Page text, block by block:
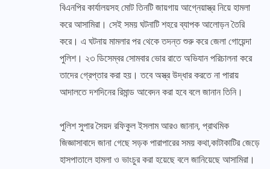
বিএনপির কার্যালয়সহ মোট তিনটি জায়গায় আগ্নেয়াস্ত্র নিয়ে হামলা
করে আসামিরা। সেই সময় ঘটনাটি শহরে ব্যাপক আলোড়ন তৈরি
করে। এ ঘটনায় মামলার পর থেকে তদন্ত শুরু করে জেলা গোয়েন্দা
পুলিশ। ২৩ ডিসেম্বর সোমবার ভোর রাতে অভিযান পরিচালনা করে
তাদের গ্রেপ্তার করা হয়। তবে অস্ত্র উদ্ধার করতে না পারায়
আদালতে দশদিনের রিমান্ড আবেদন করা হবে বলে জানান তিনি।
পুলিশ সুপার সৈয়দ রফিকুল ইসলাম আরও জানান, প্রাথমিক
জিজ্ঞাসাবাদে জানা গেছে সড়ক পারাপারের সময় কথা,কাটাকাটির জেড়ে
হাসপাতালে হামলা ও ভাংচুর করা হয়েছে বলে জানিয়েছে আসামিরা।